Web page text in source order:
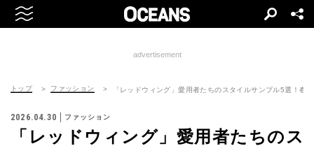
advertisement
トップ ファッション 「レッドウィング」愛用者たちのスタイルサンプル5選！春
2026.04.30 ファッション
「レッドウィング」愛用者たちのス